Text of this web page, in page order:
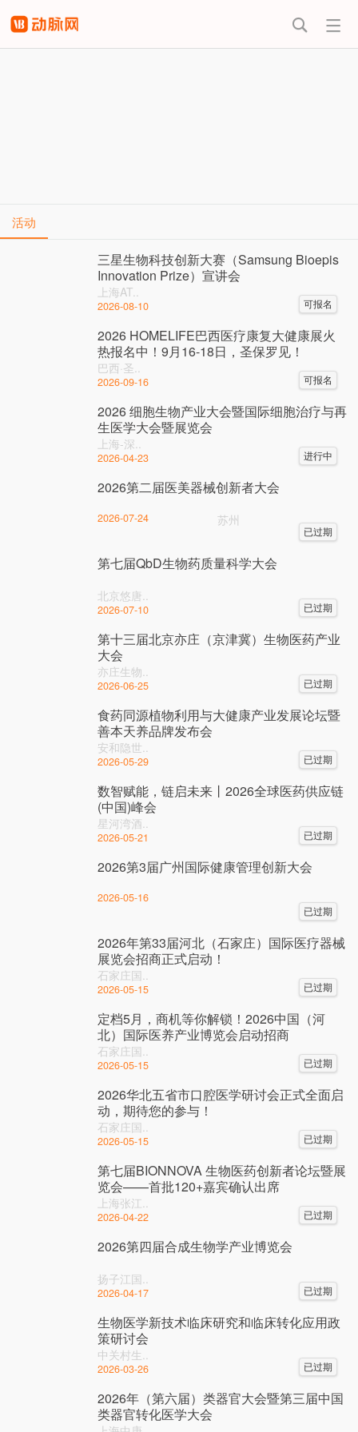
 
活动
三星生物科技创新大赛（Samsung Bioepis
Innovation Prize）宣讲会
上海AT..
2026-08-10 可报名
2026 HOMELIFE巴西医疗康复大健康展火
热报名中！9月16-18日，圣保罗见！
巴西·圣..
2026-09-16 可报名
2026 细胞生物产业大会暨国际细胞治疗与再
生医学大会暨展览会
上海-深..
2026-04-23 进行中
2026第二届医美器械创新者大会
苏州
2026-07-24
已过期
第七届QbD生物药质量科学大会
北京悠唐..
2026-07-10 已过期
第十三届北京亦庄（京津冀）生物医药产业
大会
亦庄生物..
2026-06-25 已过期
食药同源植物利用与大健康产业发展论坛暨
善本天养品牌发布会
安和隐世..
2026-05-29 已过期
数智赋能，链启未来丨2026全球医药供应链
(中国)峰会
星河湾酒..
2026-05-21 已过期
2026第3届广州国际健康管理创新大会
2026-05-16
已过期
2026年第33届河北（石家庄）国际医疗器械
展览会招商正式启动！
石家庄国..
2026-05-15 已过期
定档5月，商机等你解锁！2026中国（河
北）国际医养产业博览会启动招商
石家庄国..
2026-05-15 已过期
2026华北五省市口腔医学研讨会正式全面启
动，期待您的参与！
石家庄国..
2026-05-15 已过期
第七届BIONNOVA 生物医药创新者论坛暨展
览会——首批120+嘉宾确认出席
上海张江..
2026-04-22 已过期
2026第四届合成生物学产业博览会
扬子江国..
2026-04-17 已过期
生物医学新技术临床研究和临床转化应用政
策研讨会
中关村生..
2026-03-26 已过期
2026年（第六届）类器官大会暨第三届中国
类器官转化医学大会